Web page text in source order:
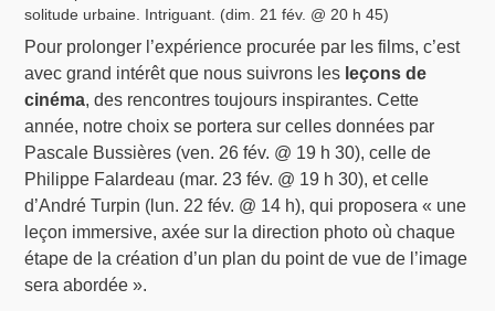
solitude urbaine. Intriguant. (dim. 21 fév. @ 20 h 45)
Pour prolonger l’expérience procurée par les films, c’est
avec grand intérêt que nous suivrons les leçons de
cinéma, des rencontres toujours inspirantes. Cette
année, notre choix se portera sur celles données par
Pascale Bussières (ven. 26 fév. @ 19 h 30), celle de
Philippe Falardeau (mar. 23 fév. @ 19 h 30), et celle
d’André Turpin (lun. 22 fév. @ 14 h), qui proposera « une
leçon immersive, axée sur la direction photo où chaque
étape de la création d’un plan du point de vue de l’image
sera abordée ».